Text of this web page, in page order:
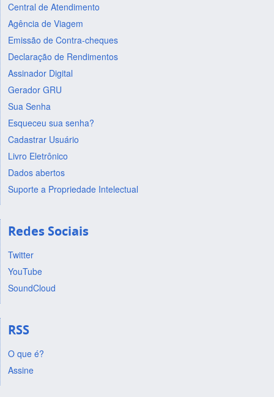
Central de Atendimento
Agência de Viagem
Emissão de Contra-cheques
Declaração de Rendimentos
Assinador Digital
Gerador GRU
Sua Senha
Esqueceu sua senha?
Cadastrar Usuário
Livro Eletrônico
Dados abertos
Suporte a Propriedade Intelectual
Redes Sociais
Twitter
YouTube
SoundCloud
RSS
O que é?
Assine